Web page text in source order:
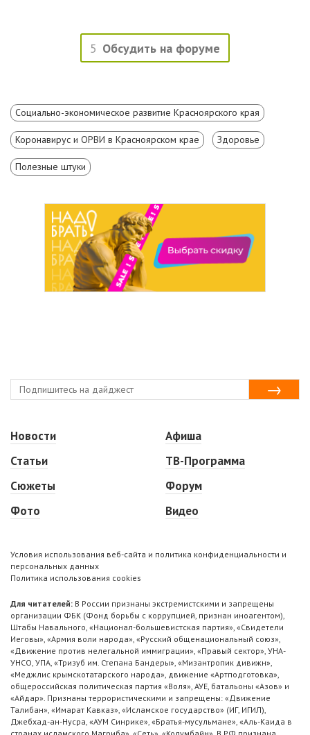
5 Обсудить на форуме
Социально-экономическое развитие Красноярского края
Коронавирус и ОРВИ в Красноярском крае Здоровье
Полезные штуки
Новости
Статьи
Сюжеты
Фото
Афиша
ТВ-Программа
Форум
Видео
Условия использования веб-сайта и политика конфиденциальности и
персональных данных
Политика использования cookies
Для читателей: В России признаны экстремистскими и запрещены
организации ФБК (Фонд борьбы с коррупцией, признан иноагентом),
Штабы Навального, «Национал-большевистская партия», «Свидетели
Иеговы», «Армия воли народа», «Русский общенациональный союз»,
«Движение против нелегальной иммиграции», «Правый сектор», УНА-
УНСО, УПА, «Тризуб им. Степана Бандеры», «Мизантропик дивижн»,
«Меджлис крымскотатарского народа», движение «Артподготовка»,
общероссийская политическая партия «Воля», АУЕ, батальоны «Азов» и
«Айдар». Признаны террористическими и запрещены: «Движение
Талибан», «Имарат Кавказ», «Исламское государство» (ИГ, ИГИЛ),
Джебхад-ан-Нусра, «АУМ Синрике», «Братья-мусульмане», «Аль-Каида в